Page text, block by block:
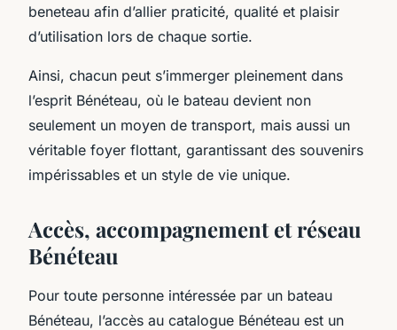
beneteau afin d’allier praticité, qualité et plaisir
d’utilisation lors de chaque sortie.
Ainsi, chacun peut s’immerger pleinement dans
l’esprit Bénéteau, où le bateau devient non
seulement un moyen de transport, mais aussi un
véritable foyer flottant, garantissant des souvenirs
impérissables et un style de vie unique.
Accès, accompagnement et réseau
Bénéteau
Pour toute personne intéressée par un bateau
Bénéteau, l’accès au catalogue Bénéteau est un